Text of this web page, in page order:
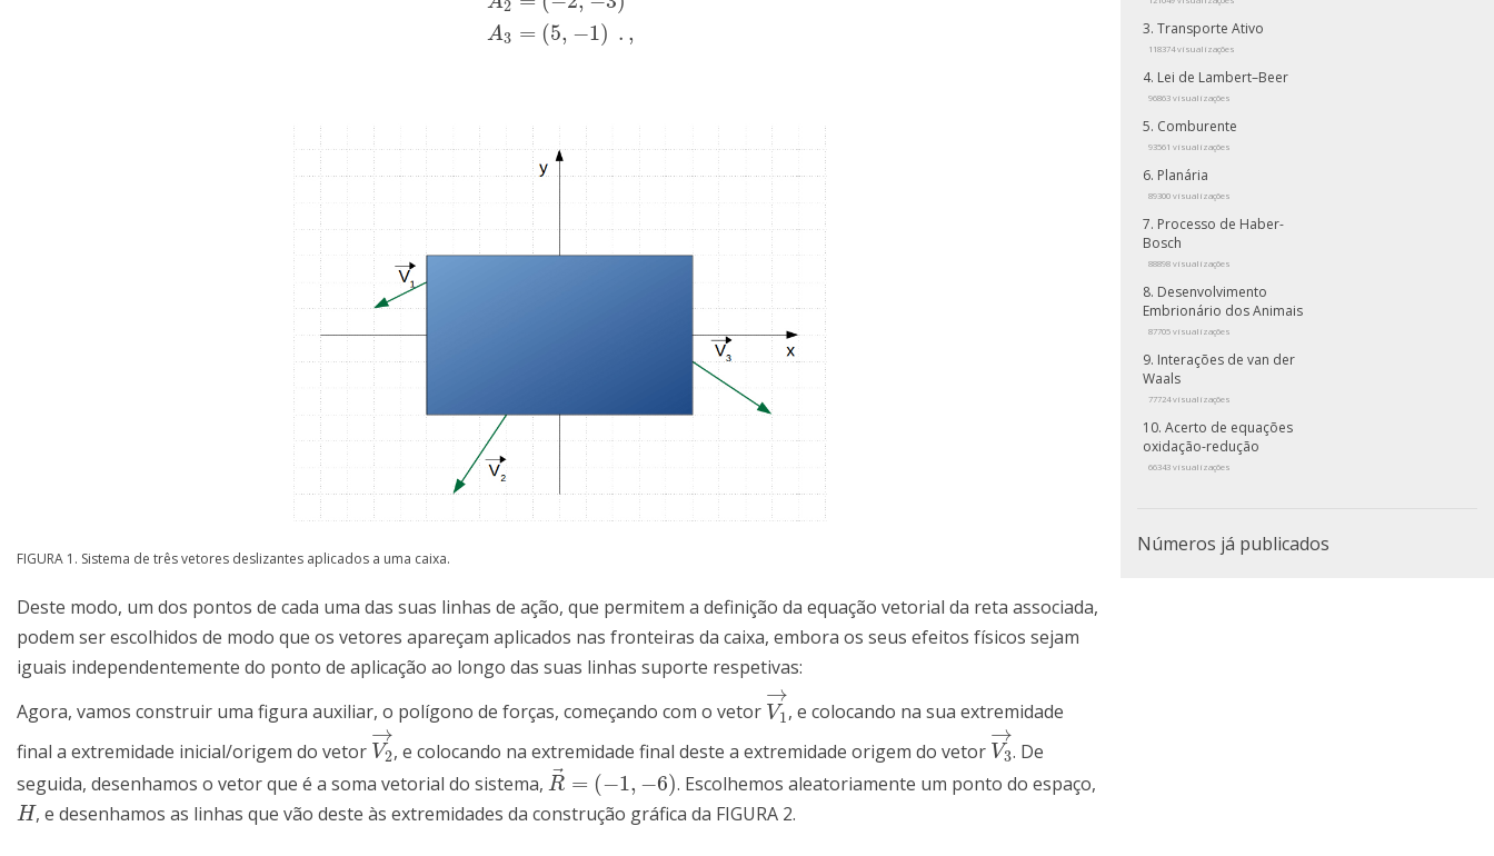
2
A3 = (5, −1 ) . ,
FIGURA 1. Sistema de três vetores deslizantes aplicados a uma caixa.
Deste modo, um dos pontos de cada uma das suas linhas de ação, que permitem a definição da equação vetorial da reta associada,
podem ser escolhidos de modo que os vetores apareçam aplicados nas fronteiras da caixa, embora os seus efeitos físicos sejam
iguais independentemente do ponto de aplicação ao longo das suas linhas suporte respetivas:
Agora, vamos construir uma figura auxiliar, o polígono de forças, começando com o vetor V1
→
V1→
, e colocando na sua extremidade
final a extremidade inicial/origem do vetor V2
→
V2→
, e colocando na extremidade final deste a extremidade origem do vetor V3
→
V3→
. De
seguida, desenhamos o vetor que é a soma vetorial do sistema, R⃗ = (−1, −6)
R→= −1,−6 ) . Escolhemos aleatoriamente um ponto do espaço,
H
H , e desenhamos as linhas que vão deste às extremidades da construção gráfica da FIGURA 2.
Transporte Ativo
118374 visualizações
Lei de Lambert–Beer
96863 visualizações
Comburente
93561 visualizações
Planária
89300 visualizações
Processo de Haber-
Bosch
88898 visualizações
Desenvolvimento
Embrionário dos Animais
87705 visualizações
Interações de van der
Waals
77724 visualizações
Acerto de equações
oxidação-redução
66343 visualizações
Números já publicados